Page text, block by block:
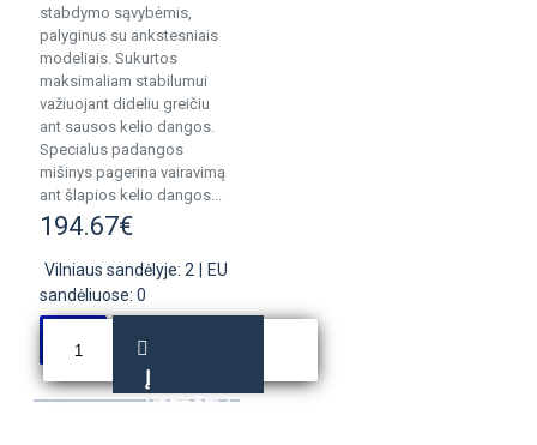
stabdymo sąvybėmis,
palyginus su ankstesniais
modeliais. Sukurtos
maksimaliam stabilumui
važiuojant dideliu greičiu
ant sausos kelio dangos.
Specialus padangos
mišinys pagerina vairavimą
ant šlapios kelio dangos...
194.67€
Vilniaus sandėlyje: 2
EU
sandėliuose: 0
Į
KREPŠELĮ